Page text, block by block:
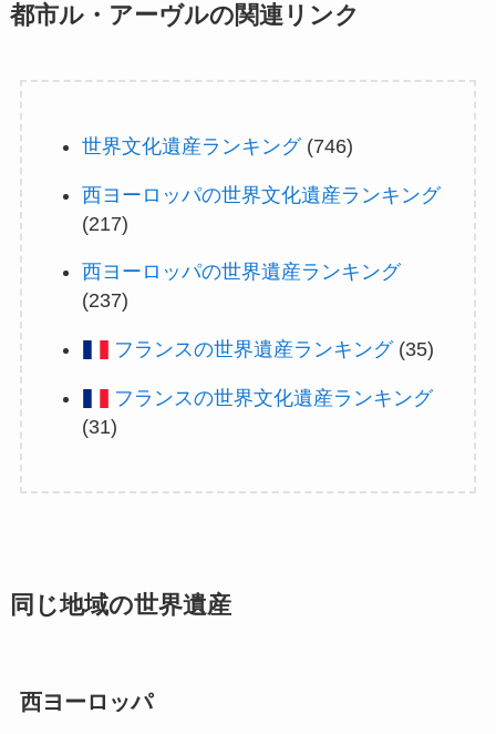
都市ル・アーヴルの関連リンク
世界文化遺産ランキング(746)
西ヨーロッパの世界文化遺産ランキング
(217)
西ヨーロッパの世界遺産ランキング
(237)
フランスの世界遺産ランキング(35)
フランスの世界文化遺産ランキング
(31)
同じ地域の世界遺産
西ヨーロッパ